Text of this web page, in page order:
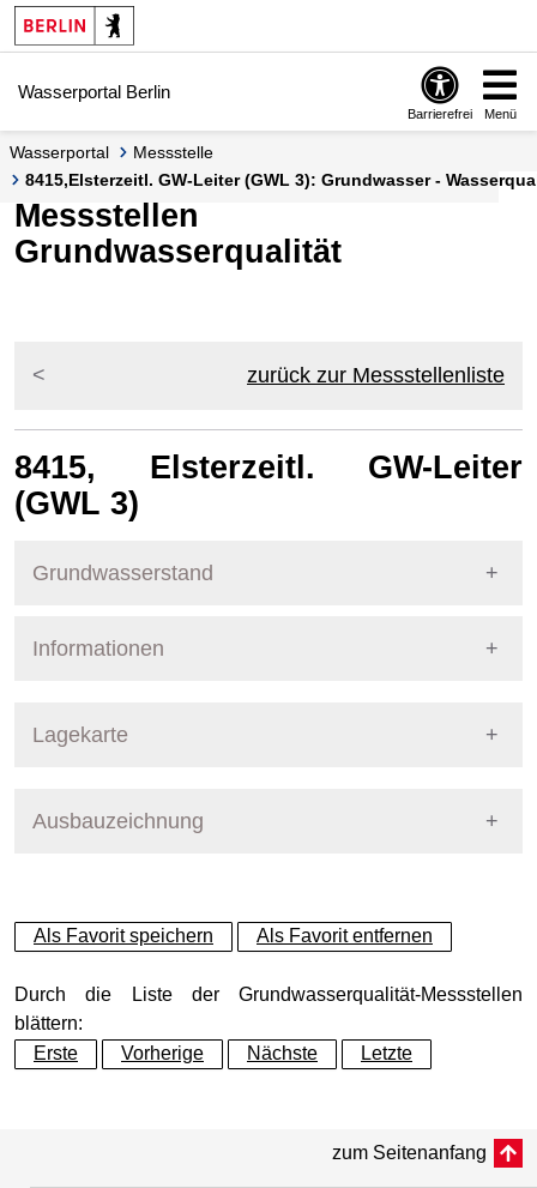
Springe zur Navigation
Springe zum Inhalt
Wasserportal Berlin
Barrierefrei Menü
Wasserportal
Messstelle
8415,Elsterzeitl. GW-Leiter (GWL 3): Grundwasser -
Messstellen
Grundwasserqualität
zurück zur Messstellenliste
8415, Elsterzeitl. GW-Leiter
(GWL 3)
Grundwasserstand
Dynamische Grafik
Informationen
Nummer
Ausprägung GW-Stand, tagesaktuell
Grundwasserleiter Elsterzeitl. GW-Leiter
Geländeoberkante (GOK)
34.53
35.20
Lagekarte
+
Ausbauzeichnung
Als Favorit speichern Als Favorit entfernen
Durch die Liste der Grundwasserqualität-Messstellen
blättern:
Erste
Vorherige Nächste Letzte
zum Seitenanfang